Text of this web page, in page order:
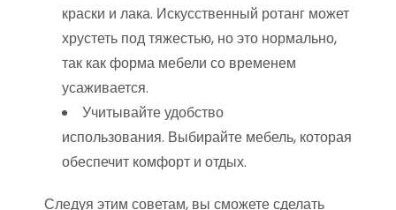
краски и лака. Искусственный ротанг может
хрустеть под тяжестью, но это нормально,
так как форма мебели со временем
усаживается.
Учитывайте удобство
использования. Выбирайте мебель, которая
обеспечит комфорт и отдых.
Следуя этим советам, вы сможете сделать